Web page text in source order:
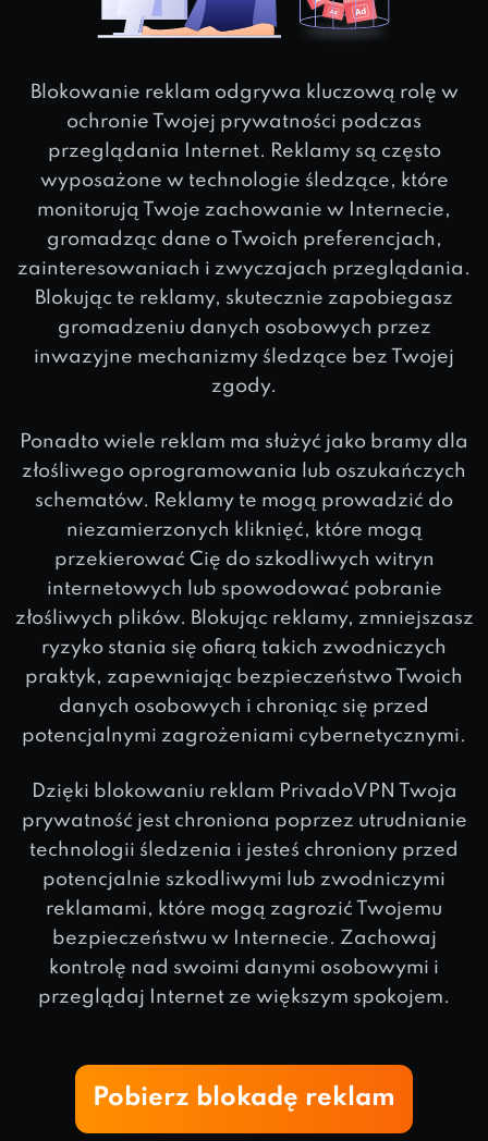
Blokowanie reklam odgrywa kluczową rolę w
ochronie Twojej prywatności podczas
przeglądania Internet. Reklamy są często
wyposażone w technologie śledzące, które
monitorują Twoje zachowanie w Internecie,
gromadząc dane o Twoich preferencjach,
zainteresowaniach i zwyczajach przeglądania.
Blokując te reklamy, skutecznie zapobiegasz
gromadzeniu danych osobowych przez
inwazyjne mechanizmy śledzące bez Twojej
zgody.
Ponadto wiele reklam ma służyć jako bramy dla
złośliwego oprogramowania lub oszukańczych
schematów. Reklamy te mogą prowadzić do
niezamierzonych kliknięć, które mogą
przekierować Cię do szkodliwych witryn
internetowych lub spowodować pobranie
złośliwych plików. Blokując reklamy, zmniejszasz
ryzyko stania się ofiarą takich zwodniczych
praktyk, zapewniając bezpieczeństwo Twoich
danych osobowych i chroniąc się przed
potencjalnymi zagrożeniami cybernetycznymi.
Dzięki blokowaniu reklam PrivadoVPN Twoja
prywatność jest chroniona poprzez utrudnianie
technologii śledzenia i jesteś chroniony przed
potencjalnie szkodliwymi lub zwodniczymi
reklamami, które mogą zagrozić Twojemu
bezpieczeństwu w Internecie. Zachowaj
kontrolę nad swoimi danymi osobowymi i
przeglądaj Internet ze większym spokojem.
Pobierz blokadę reklam